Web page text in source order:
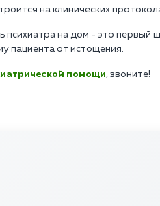
на клинических
на дом - это первый
пациента от истощения.
помощи, звоните!